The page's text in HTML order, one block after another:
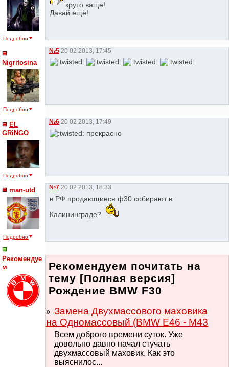
Подробно
круто ваще!
Давай ещё!
Nigritosina
Подробно
№5 20 02 2013, 17:45
EL
GRiNGO
Подробно
№6 20 02 2013, 17:49
прекрасно
man-utd
Подробно
№7 20 02 2013, 18:33
в РФ продающиеся ф30 собирают в
Калининграде?
Рекомендуе
м
Рекомендуем почитать на
тему [Полная версия]
Рождение BMW F30
Замена Двухмассового маховика
на Одномассовый (BMW E46 - M43
Всем доброго времени суток. Уже
довольно давно начал стучать
двухмассовый маховик. Как это
выяснилос...